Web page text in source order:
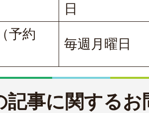
日
予約
毎週月曜日
記事に関する